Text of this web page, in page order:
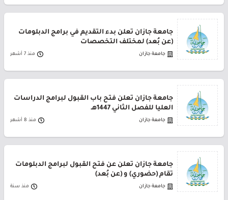
جامعة جازان تعلن بدء التقديم في برامج الدبلومات
(عن بُعد) لمختلف التخصصات
جامعة جازان منذ 7 أشهر
جامعة جازان تعلن فتح باب القبول لبرامج الدراسات
العليا للفصل الثاني 1447هـ
جامعة جازان منذ 8 أشهر
جامعة جازان تعلن عن فتح القبول لبرامج الدبلومات
تقام (حضوري) و (عن بُعد)
جامعة جازان منذ سنة